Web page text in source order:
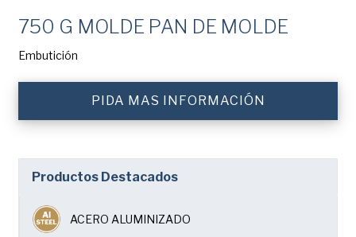
Chicago Metallic
Pan GLO
Synova
Turbel
750 G MOLDE PAN DE MOLDE
Embutición
PIDA MAS INFORMACIÓN
Productos Destacados
ACERO ALUMINIZADO
(Obligatorio)
Dirección
de
electrónico
(Obligatorio)
Nación
(Obligatorio)
Nación *